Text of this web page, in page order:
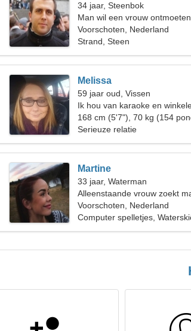
34 jaar, Steenbok
Man wil een vrouw ontmoeten
Voorschoten, Nederland
Strand, Steen
Melissa
59 jaar oud, Vissen
Ik hou van karaoke en
168 cm (5'7"), 70 kg (154
Serieuze relatie
Martine
33 jaar, Waterman
Alleenstaande vrouw zoekt
Voorschoten, Nederland
Computer spelletjes,